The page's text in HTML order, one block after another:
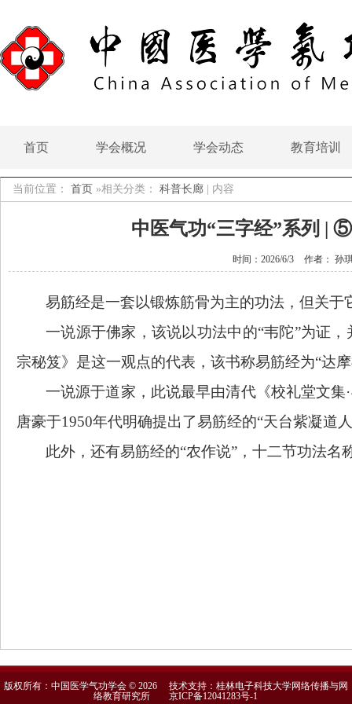
首页 学会概况 学会动态 教育培训
当前位置： 首页 »相关分类： 科普长廊 内容
中医气功“三字经”系列 |
时间：2026/6/3 作者： 孙
易筋经是一套以锻炼筋骨为主的功法，但关于
一说源于佛家，该说以功法中的“韦陀”为证
宗秘笈》是这一观点的代表，该书称易筋经为“达
一说源于道家，此说最早由清代《校礼堂文集
唐豪于1950年代明确提出了易筋经的“天台紫凝道
此外，还有易筋经的“农作说”，十二节功法名
版权所有：中国医学气功学会 © 2026 技术支持：桂林电子科技大学网络传播与网
络教育研究所京ICP备12041283号-1